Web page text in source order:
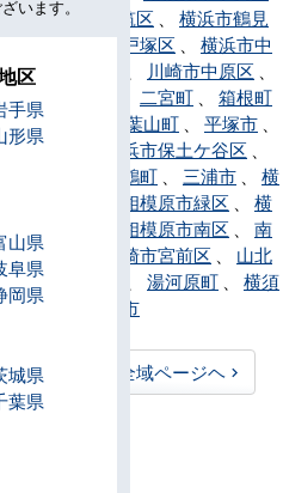
、 横浜市都筑区
横浜市鶴見
区、横浜市戸塚区
横浜市中
区
川崎市中原区
横浜市西区
二宮町
箱根町
、
葉山町 平塚市
藤沢市
横浜市保土ケ谷区
真鶴町 三浦市
横
相模原市緑区
横
相模原市南区
南
足柄市
川崎市宮前区
山北
町、 湯河原町
横須
賀市
横浜市
神奈川県全域ページヘ
所在地
います。
区
手県
形県
山県
阜県
岡県
城県
葉県